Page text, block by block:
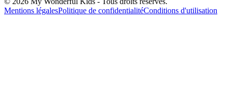
Mentions légalesPolitique de confidentialitéConditions d'utilisation